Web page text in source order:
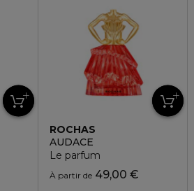
ROCHAS
AUDACE
Le parfum
À partir de49,00 €